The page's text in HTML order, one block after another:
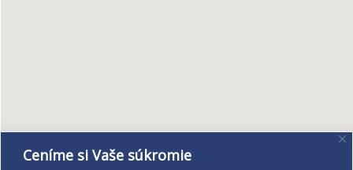
Ceníme si Vaše súkromie